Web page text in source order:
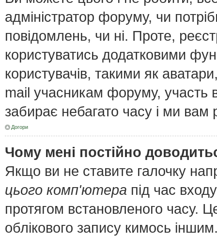
адміністратор форуму, чи
повідомлень, чи ні. Проте,
користуватись додатковими
користувачів, такими як
mail учасникам форуму, участь
забирає небагато часу і ми
Догори
Чому мені постійно
Якщо ви не ставите галочку
цього комп'ютера під час
протягом встановленого часу.
облікового запису кимось